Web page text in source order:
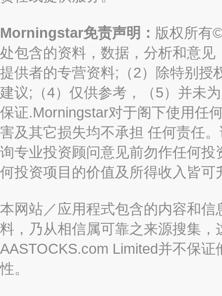
Morningstar免责声明： 版权所有
处包含的资料，数据，分析和意见
提供者的专营资料;（2）除特别授
建议;（4）仅供参考，（5）并未
保证.Morningstar对于阁下使用任
害及其它损失均不承担 任何责任
询专业投资顾问意见前勿作任何
何投资项目的价值及所得收入皆可
本网站／应用程式包含的内容和
料，乃从相信属可靠之来源搜集
AASTOCKS.com Limited并不保
性。